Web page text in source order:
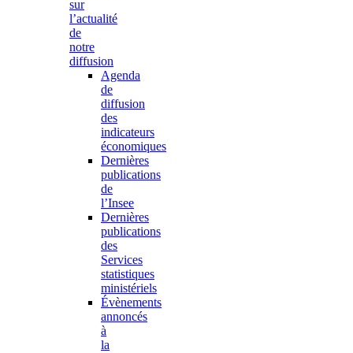
sur
l’actualité
de
notre
diffusion
Agenda
de
diffusion
des
indicateurs
économiques
Dernières
publications
de
l’Insee
Dernières
publications
des
Services
statistiques
ministériels
Évènements
annoncés
à
la